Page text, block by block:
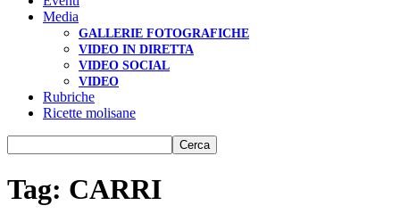
Media
GALLERIE FOTOGRAFICHE
VIDEO IN DIRETTA
VIDEO SOCIAL
VIDEO
Rubriche
Ricette molisane
Tag: CARRI